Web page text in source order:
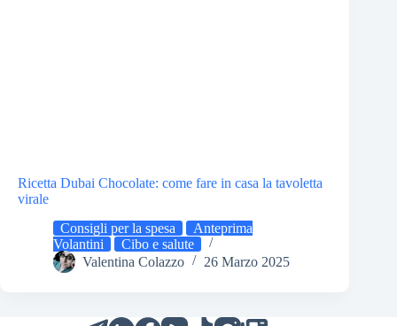
Ricetta Dubai Chocolate: come fare in casa la tavoletta
virale
Consigli per la spesa
Anteprima
Volantini
Cibo e salute
Valentina Colazzo
26 Marzo 2025